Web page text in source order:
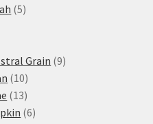
55
Grain 99
1010
produktů
1313
produktů
66